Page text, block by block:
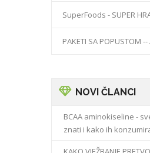
SuperFoods - SUPER
PAKETI SA POPUSTOM --
NOVI ČLANCI
BCAA aminokiseline -
znati i kako ih